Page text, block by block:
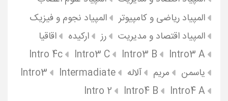
المپیاد ریاضی و کامپیوتر
المپیاد نجوم و فیزیک
المپیاد اقتصاد و مدیریت
رز ارکیده
اقاقیا
Intro3 A
Intro3 B
Intro3 C
Intro 4c
یاسمن
مریم آلاله Intermadiate
Intro3
Intro4 A
Intro4 B
Intro 2